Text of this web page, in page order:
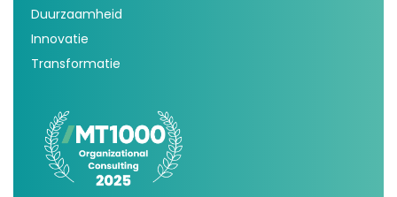
Duurzaamheid
Innovatie
Transformatie